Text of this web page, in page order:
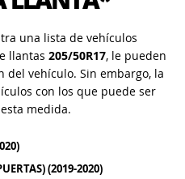
una lista de vehículos
llantas 205/50R17, le pueden
del vehículo. Sin embargo, la
con los que puede ser
medida.
(2019-2020)